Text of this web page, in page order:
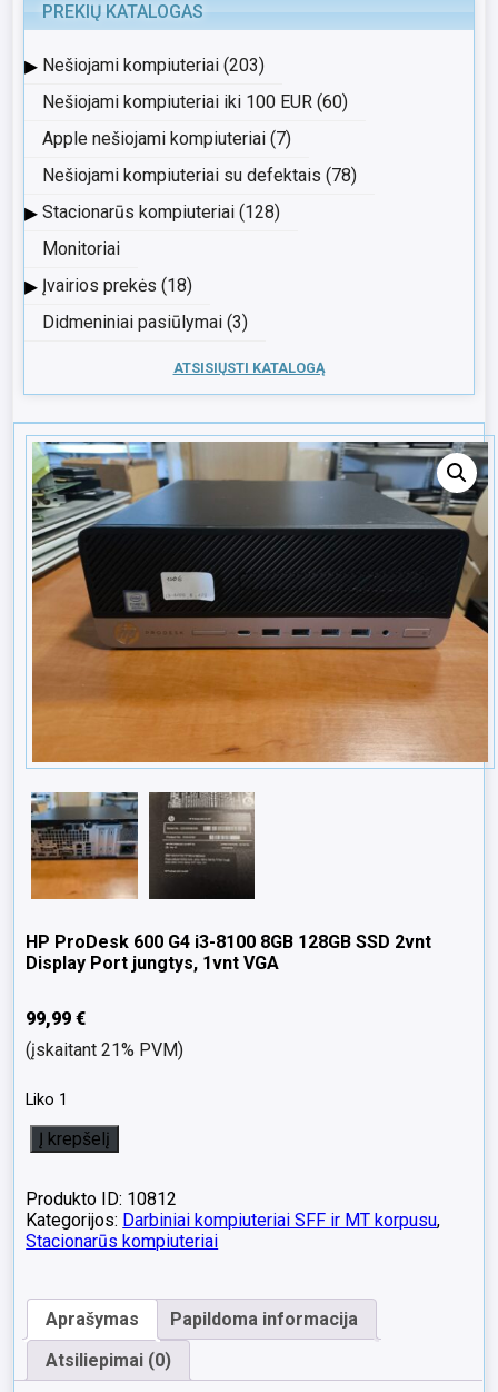
PREKIŲ KATALOGAS
▸ Nešiojami kompiuteriai (203)
Nešiojami kompiuteriai iki 100 EUR (60)
Apple nešiojami kompiuteriai (7)
Nešiojami kompiuteriai su defektais (78)
▸ Stacionarūs kompiuteriai (128)
Monitoriai
▸ Įvairios prekės (18)
Didmeniniai pasiūlymai (3)
ATSISIŲSTI KATALOGĄ
HP ProDesk 600 G4 i3-8100 8GB 128GB SSD 2vnt
Display Port jungtys, 1vnt VGA
99,99€
(įskaitant 21% PVM)
Liko 1
produkto
kiekis:
ProDesk
600
G4
8GB
128GB
SSD
2vnt
Į krepšelį
Produkto ID: 10812
Kategorijos: Darbiniai kompiuteriai SFF ir MT korpusu,
Stacionarūs kompiuteriai
Aprašymas
Papildoma informacija
Atsiliepimai (0)